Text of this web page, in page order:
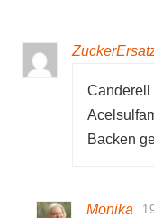
Canderell
Backen
Monika